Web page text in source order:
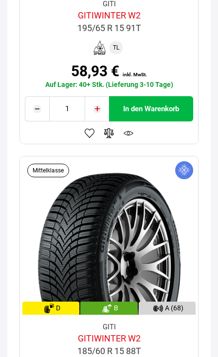
GITI
GITIWINTER W2
195/65 R 15 91T
TL
58,93 € inkl. MwSt.
Auf Lager: 40+ Stk. (Lieferung 3-10 Tage)
In den Warenkorb
Mittelklasse
D B A (68)
GITI
GITIWINTER W2
185/60 R 15 88T